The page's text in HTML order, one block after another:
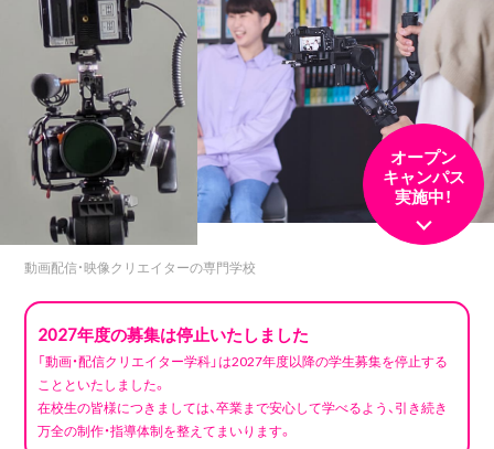
オープン
キャンパス
実施中！
動画配信・映像クリエイターの専門学校
2027年度の募集は停止いたしました
「動画・配信クリエイター学科」は2027年度以降の学生募集を停止する
ことといたしました。
在校生の皆様につきましては、卒業まで安心して学べるよう、引き続き
万全の制作・指導体制を整えてまいります。